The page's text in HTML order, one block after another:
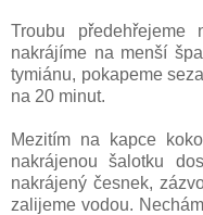
Troubu předehřejeme
nakrájíme na menší
tymiánu, pokapeme
na 20 minut.
Mezitím na kapce
nakrájenou šalotku
nakrájený česnek,
zalijeme vodou.